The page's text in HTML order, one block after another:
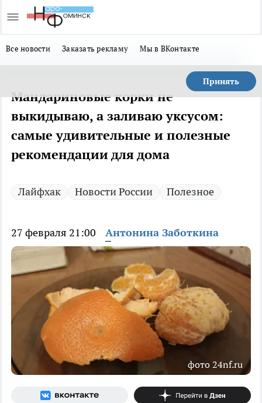
Все новости Заказать рекламу Мы в ВКонтакте
Принять
Мандариновые корки не
выкидываю, а заливаю уксусом:
самые удивительные и полезные
рекомендации для дома
Лайфхак Новости России Полезное
27 февраля 21:00 Антонина Заботкина
фото 24nf.ru